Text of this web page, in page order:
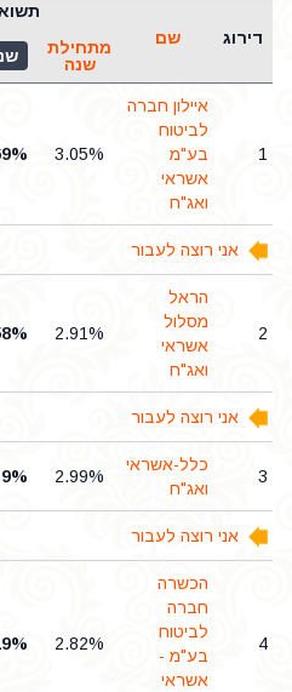
דירוג שם
מתחילת
שנה
1
איילון חברה
לביטוח
בע"מ
אשראי
ואג"ח
3.05%
אני רוצה לעבור
2
הראל
מסלול
אשראי
ואג"ח
2.91%
אני רוצה לעבור
3
כלל-אשראי
ואג"ח
2.99%
אני רוצה לעבור
4
הכשרה
חברה
לביטוח
בע"מ -
אשראי
2.82%